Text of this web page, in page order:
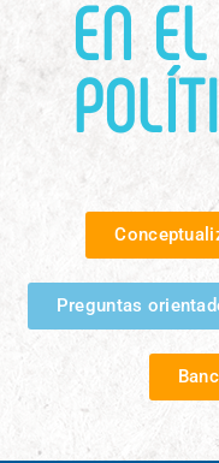
EN
Preguntas